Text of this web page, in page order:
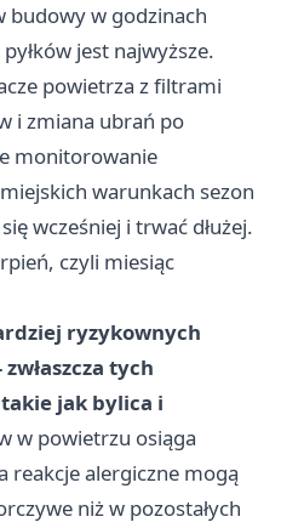
budowy w godzinach
jest najwyższe.
powietrza z filtrami
i zmiana ubrań po
monitorowanie
warunkach sezon
wcześniej i trwać dłużej.
czyli miesiąc
ryzykownych
tych
jak bylica i
w powietrzu osiąga
reakcje alergiczne mogą
niż w pozostałych